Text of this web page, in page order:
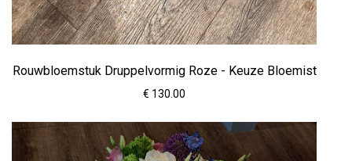
Rouwbloemstuk Druppelvormig Roze - Keuze Bloemist
€ 130.00